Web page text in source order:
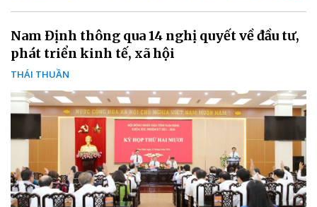
Nam Định thông qua 14 nghị quyết về đầu tư,
phát triển kinh tế, xã hội
THÁI THUẦN